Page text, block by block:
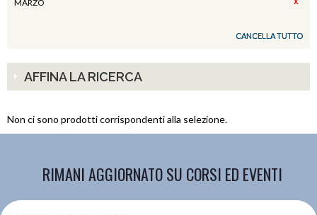
MARZO
CANCELLA TUTTO
AFFINA LA RICERCA
Non ci sono prodotti corrispondenti alla selezione.
RIMANI AGGIORNATO SU CORSI ED EVENTI